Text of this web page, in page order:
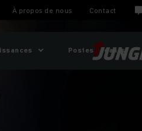
À propos de nous Contact
Postes vacants